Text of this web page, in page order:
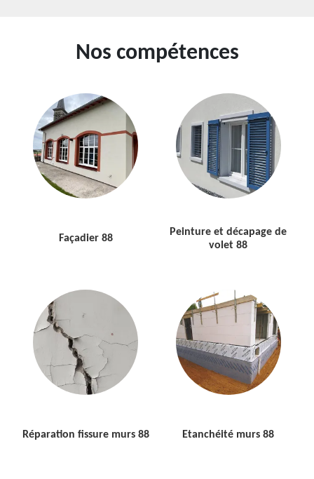
Nos compétences
Façadier 88
Peinture et décapage de
volet 88
Réparation fissure murs 88 Etanchéité murs 88